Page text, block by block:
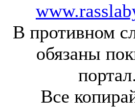
В противном
обязаны
портал.
Все